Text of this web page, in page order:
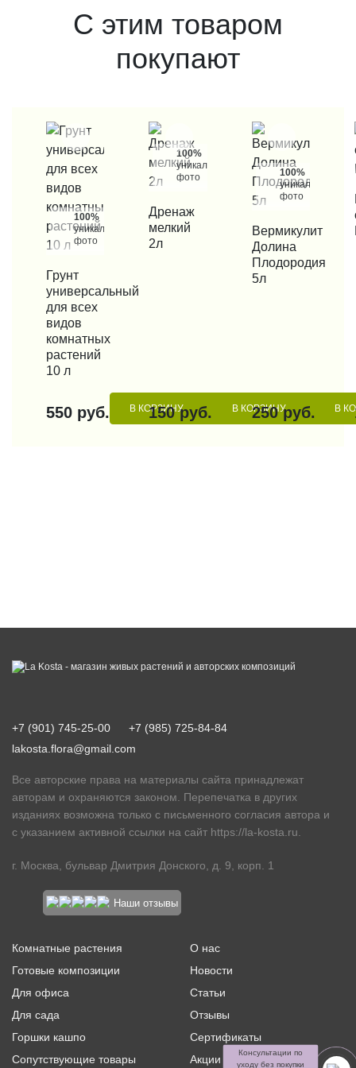
С этим товаром
покупают
100%
уникальные
фото
КУПИТЬ В 1 КЛИК
Грунт
универсальный
для всех
видов
комнатных
растений
10 л
550 руб. В КОРЗИНУ
100%
уникальные
фото
КУПИТЬ В 1 КЛИК
Дренаж
мелкий
2л
150 руб. В КОРЗИНУ
100%
уникальные
фото
КУПИТЬ В 1 КЛИК
Вермикулит
Долина
Плодородия
5л
250 руб. В
+7 (901) 745-25-00
+7 (985) 725-84-84
lakosta.flora@gmail.com
Все авторские права на материалы сайта принадлежат
авторам и охраняются законом. Перепечатка в других
изданиях возможна только с письменного согласия автора и
с указанием активной ссылки на сайт https://la-kosta.ru
г. Москва, бульвар Дмитрия Донского, д. 9, корп. 1
Наши отзывы
Комнатные растения
Готовые композиции
Для офиса
Для сада
Горшки кашпо
Сопутствующие товары
О нас
Новости
Статьи
Отзывы
Сертификаты
Акции и скидки
Консультации по
уходу без покупки